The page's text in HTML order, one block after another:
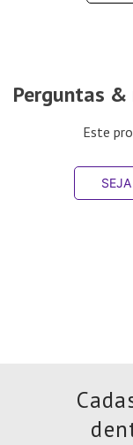
Perguntas
Este